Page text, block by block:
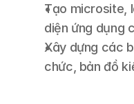
Tạo microsite,
diện ứng dụng
Xây dựng các
chức, bản đồ